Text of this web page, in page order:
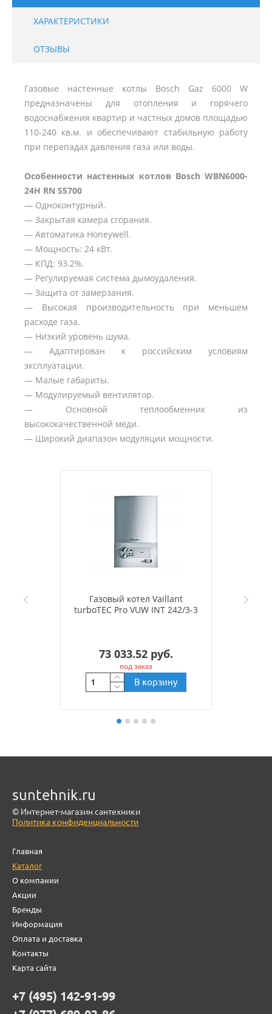
ХАРАКТЕРИСТИКИ
ОТЗЫВЫ
Газовые настенные котлы Bosch Gaz 6000 W
предназначены для отопления и горячего
водоснабжения квартир и частных домов площадью
110-240 кв.м. и обеспечивают стабильную работу
при перепадах давления газа или воды.
Особенности настенных котлов Bosch WBN6000-
24H RN S5700
— Одноконтурный.
— Закрытая камера сгорания.
— Автоматика Honeywell.
— Мощность: 24 кВт.
— КПД: 93.2%.
— Регулируемая система дымоудаления.
— Защита от замерзания.
— Высокая производительность при меньшем
расходе газа.
— Низкий уровень шума.
— Адаптирован к российским условиям
эксплуатации.
— Малые габариты.
— Модулируемый вентилятор.
— Основной теплообменник из
высококачественной меди.
— Широкий диапазон модуляции мощности.
Газовый котел Vaillant
turboTEC Pro VUW INT 242/3-3
73 033.52 руб.
под заказ
В корзину
suntehnik.ru
© Интернет-магазин сантехники
Политика конфиденциальности
Главная
Каталог
О компании
Акции
Бренды
Информация
Оплата и доставка
Контакты
Карта сайта
+7 (495) 142-91-99